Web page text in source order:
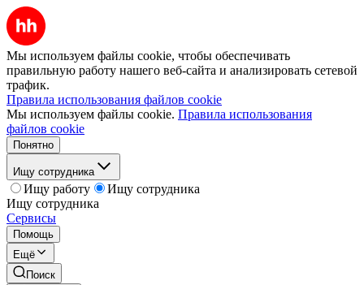
Мы используем файлы cookie, чтобы обеспечивать
правильную работу нашего веб-сайта и анализировать сетевой
трафик.
Правила использования файлов cookie
Мы используем файлы cookie. Правила использования
файлов cookie
Понятно
Ищу сотрудника
Ищу работу
Ищу сотрудника
Ищу сотрудника
Сервисы
Помощь
Ещё
Поиск